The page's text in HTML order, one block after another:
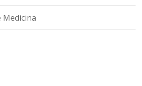
Medicina